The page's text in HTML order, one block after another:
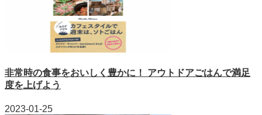
非常時の食事をおいしく豊かに！ アウトドアごはんで満足
度を上げよう
2023-01-25